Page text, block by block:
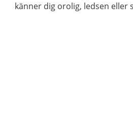
känner dig orolig, ledsen eller